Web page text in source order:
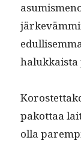
halukkaista
pakot­taa
olla